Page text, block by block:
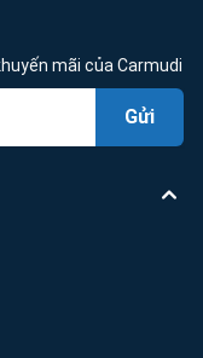
mãi của Carmudi
Gửi